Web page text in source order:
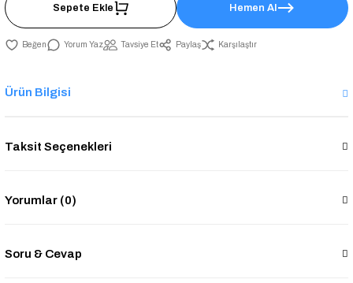
Sepete Ekle Hemen Al
Yorum Yaz Tavsiye Et Paylaş Karşılaştır
Ürün Bilgisi
Taksit Seçenekleri
Yorumlar (0)
Soru & Cevap